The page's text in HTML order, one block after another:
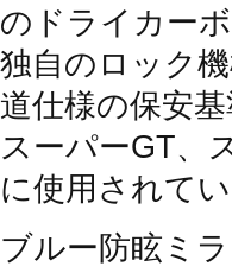
のドライカー
独自のロック
道仕様の保安
スーパーGT、
に使用されてい
ブルー防眩ミ